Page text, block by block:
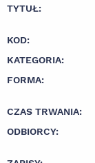
TYTUŁ:
KOD:
KATEGORIA:
FORMA:
CZAS TRWANIA:
ODBIORCY: